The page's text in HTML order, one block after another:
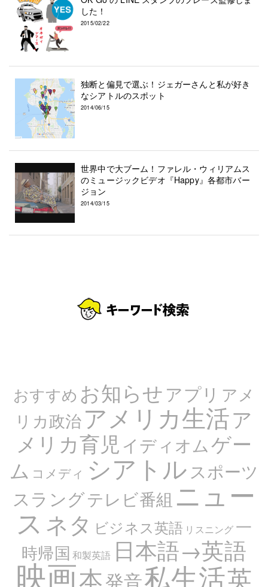
した！
2015/02/22
独断と偏見で選ぶ！ジェガーさんと私が好き
なシアトルのスポット
2014/06/15
世界中で大ブーム！ファレル・ウィリアムス
のミュージックビデオ『Happy』各都市バー
ジョン
2014/03/15
おすすめ お知らせアプリ アメ
リカ政治アメリカ生活ア
メリカ育児 イディオムゲー
ム コメディ シアトル スポーツ
スラングテレビ番組 ニュー
ス ネタ ビジネス英語 リスニング 一
時帰国 和製英語 日本語→英語
映画本発音私生活英